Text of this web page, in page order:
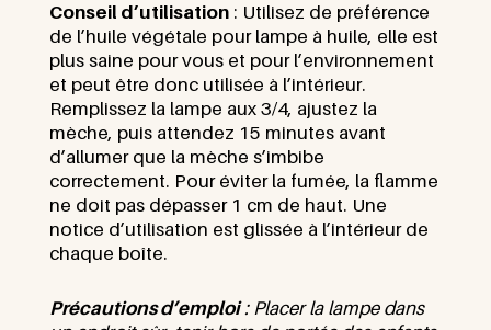
Conseil d’utilisation : Utilisez de préférence
de l’huile végétale pour lampe à huile, elle est
plus saine pour vous et pour l’environnement
et peut être donc utilisée à l’intérieur.
Remplissez la lampe aux 3/4, ajustez la
mèche, puis attendez 15 minutes avant
d’allumer que la mèche s’imbibe
correctement. Pour éviter la fumée, la flamme
ne doit pas dépasser 1 cm de haut. Une
notice d’utilisation est glissée à l’intérieur de
chaque boîte.
Précautions d’emploi: Placer la lampe dans